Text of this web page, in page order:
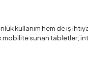
kullanım hem de iş
mobilite sunan tabletler;